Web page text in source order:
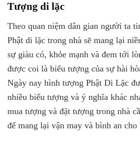
Tượng di lặc
Theo quan niệm dân gian người ta
Phật di lặc trong nhà sẽ mang lại
sự giàu có, khỏe mạnh và đem tới
được coi là biểu tượng của sự hài
Ngày nay hình tượng Phật Di Lặc
nhiều biểu tượng và ý nghĩa khác
mua tượng và đặt tượng trong nhà
để mang lại vận may và bình an cho